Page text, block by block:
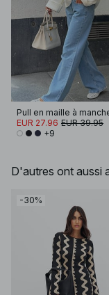
EUR 27.96 EUR 39.95
+9
D'autres ont aussi
-30%